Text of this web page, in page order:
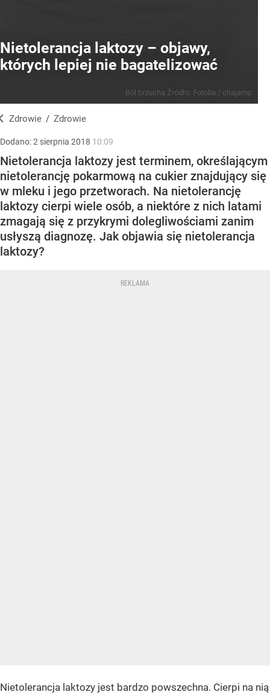
Nietolerancja laktozy – objawy,
których lepiej nie bagatelizować
Ból brzucha Źródło: Fotolia / chajamp
Zdrowie / Zdrowie
Dodano:2 sierpnia 2018 10:09
Nietolerancja laktozy jest terminem, określającym
nietolerancję pokarmową na cukier znajdujący się
w mleku i jego przetworach. Na nietolerancję
laktozy cierpi wiele osób, a niektóre z nich latami
zmagają się z przykrymi dolegliwościami zanim
usłyszą diagnozę. Jak objawia się nietolerancja
laktozy?
Nietolerancja laktozy jest bardzo powszechna. Cierpi na nią